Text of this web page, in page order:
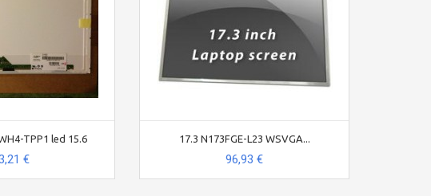
TPP1 led 15.6
€
17.3 N173FGE-L23 WSVGA...
96,93 €